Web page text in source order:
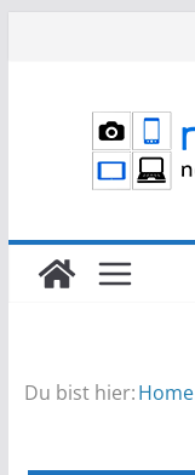
Du bist hier:Home